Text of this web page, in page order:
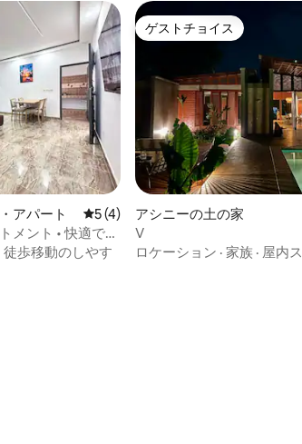
アパート レビュー4件、5つ星中5つ星の平均
5 (4)
メント • 快適でく
徒歩移動のしやす
ゲストチョイス
ゲストチョイス
アシニーの土の家
V
ロケーション · 家族 · 屋内